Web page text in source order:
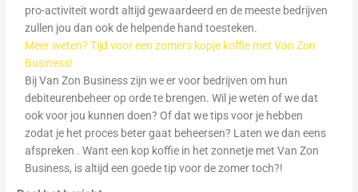
pro-activiteit wordt altijd gewaardeerd en de meeste bedrijven
zullen jou dan ook de helpende hand toesteken.
Meer weten? Tijd voor een zomers kopje koffie met Van Zon
Business!
Bij Van Zon Business zijn we er voor bedrijven om hun
debiteurenbeheer op orde te brengen. Wil je weten of we dat
ook voor jou kunnen doen? Of dat we tips voor je hebben
zodat je het proces beter gaat beheersen? Laten we dan eens
afspreken . Want een kop koffie in het zonnetje met Van Zon
Business, is altijd een goede tip voor de zomer toch?!